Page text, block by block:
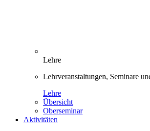
Lehre
Lehrveranstaltungen, Seminare
Lehre
Übersicht
Oberseminar
Aktivitäten